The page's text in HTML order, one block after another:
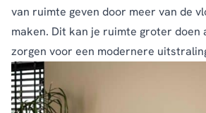
van ruimte geven door meer van de
maken. Dit kan je ruimte groter doen
zorgen voor een modernere